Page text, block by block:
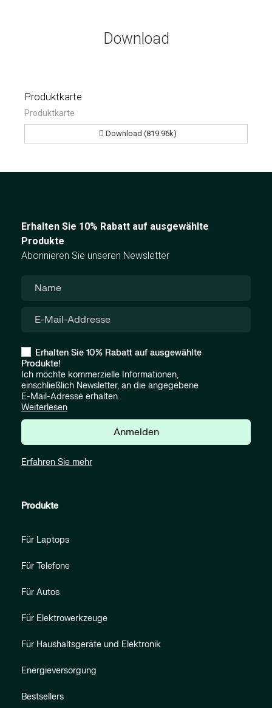
Download
Produktkarte
Produktkarte
Download (819.96k)
Erhalten Sie 10% Rabatt auf ausgewählte
Produkte
Abonnieren Sie unseren Newsletter
Erhalten Sie 10% Rabatt auf ausgewählte
Produkte!
Ich möchte kommerzielle Informationen,
einschließlich Newsletter, an die angegebene
E-Mail-Adresse erhalten.
Weiterlesen
Anmelden
Erfahren Sie mehr
Produkte
Für Laptops
Für Telefone
Für Autos
Für Elektrowerkzeuge
Für Haushaltsgeräte und Elektronik
Energieversorgung
Bestsellers